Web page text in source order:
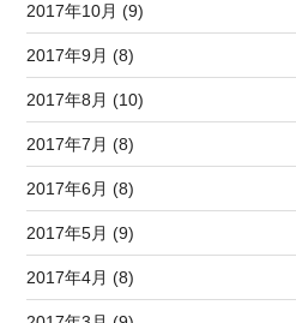
2017年10月 (9)
2017年9月 (8)
2017年8月 (10)
2017年7月 (8)
2017年6月 (8)
2017年5月 (9)
2017年4月 (8)